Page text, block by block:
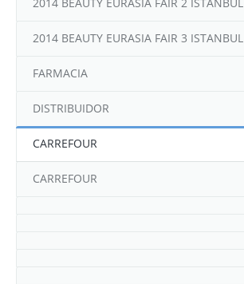
Contacto
2014 BEAUTY EURASIA FAIR 3 ISTANBUL
FARMACIA
DISTRIBUIDOR
CARREFOUR
CARREFOUR